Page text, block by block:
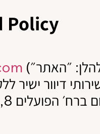
Policy
(להלן: ״האתר״) הינו אתר ברשת האינטרנט, המספק שרות של תוכנה לניהול חדרי כושר
דיוור ישיר